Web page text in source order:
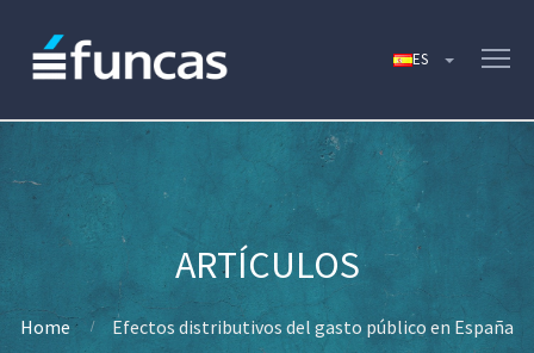
Home Efectos distributivos del gasto público en España